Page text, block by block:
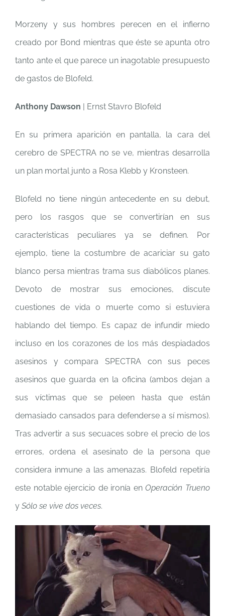
Morzeny y sus hombres perecen en el infierno
creado por Bond mientras que éste se apunta otro
tanto ante el que parece un inagotable presupuesto
de gastos de Blofeld.
Anthony Dawson | Ernst Stavro Blofeld
En su primera aparición en pantalla, la cara del
cerebro de SPECTRA no se ve, mientras desarrolla
un plan mortal junto a Rosa Klebb y Kronsteen.
Blofeld no tiene ningún antecedente en su debut,
pero los rasgos que se convertirían en sus
características peculiares ya se definen. Por
ejemplo, tiene la costumbre de acariciar su gato
blanco persa mientras trama sus diabólicos planes.
Devoto de mostrar sus emociones, discute
cuestiones de vida o muerte como si estuviera
hablando del tiempo. Es capaz de infundir miedo
incluso en los corazones de los más despiadados
asesinos y compara SPECTRA con sus peces
asesinos que guarda en la oficina (ambos dejan a
sus víctimas que se peleen hasta que están
demasiado cansados para defenderse a sí mismos).
Tras advertir a sus secuaces sobre el precio de los
errores, ordena el asesinato de la persona que
considera inmune a las amenazas. Blofeld repetiría
este notable ejercicio de ironía enOperación Trueno
y Sólo se vive dos veces.